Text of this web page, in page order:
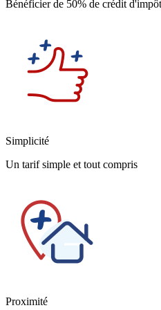
Bénéficier de 50% de crédit
Simplicité
Un tarif simple et tout compris
Proximité